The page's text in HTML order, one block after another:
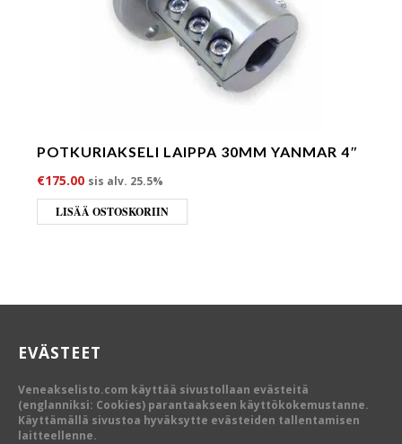
POTKURIAKSELI LAIPPA 30MM YANMAR 4″
€175.00 sis alv. 25.5%
LISÄÄ OSTOSKORIIN
EVÄSTEET
Veneakselisto.com käyttää sivustollaan evästeitä
(englanniksi: Cookies) parantaakseen käyttökokemustanne.
Käyttämällä sivustoa hyväksytte evästeiden tallentamisen
laitteellenne.